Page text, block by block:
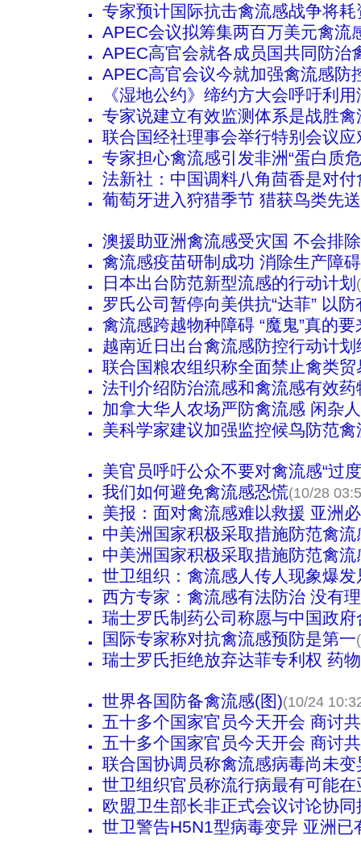
专家预计国际抗击禽流感战争将
APEC会议拟筹集两百万美元禽流
APEC高官会就各成员国共同防治
APEC高官会议今就加强禽流感防
《湿地公约》缔约方大会呼吁利
专家说建立有效监测体系是战胜
联合国经社理事会举行特别会议
专家担心禽流感引发非洲“蛋白质
法新社：中国调料八角茴香是对
葡萄牙进入狩猎季节 猎获鸟类先
澳援助亚洲禽流感受灾国 不会排
禽流感疫苗研制成功 消除生产障
日本出台防范新型流感的行动计划
罗氏公司暂停向美供抗“达菲” 以
禽流感跨越物种障碍 “魔鬼”真的
越南近日出台禽流感防控行动计划
联合国粮农组织称全面禁止禽类
法刊介绍防治流感和禽流感有效
加拿大华人农场严防禽流感 闲杂
美科学家建议加强监控候鸟防范禽
美官员呼吁公众不要对禽流感“过
我们如何避免禽流感恐慌(10/28
美报：面对禽流感难以救援 亚洲
中美洲国家积极采取措施防范禽流
中美洲国家积极采取措施防范禽流
世卫组织：禽流感人传人现象爆
西方专家：禽流感有法防治 没有
瑞士罗氏制药公司称愿与中国政
国际专家称对抗禽流感预防是第一
瑞士罗氏拒绝放弃达菲专利权 药
世界各国防备禽流感(图)(10/24
五十多个国家官员今天开会 商讨
五十多个国家官员今天开会 商讨
联合国协调员称禽流感病毒尚未
世卫组织官员称流行病最有可能在
欧盟卫生部长非正式会议讨论协
世卫警告H5N1型病毒变异 亚洲已